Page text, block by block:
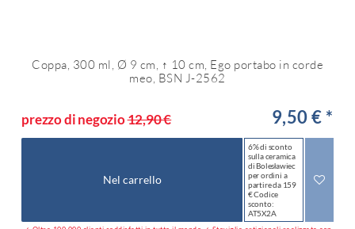
Coppa, 300 ml, Ø 9 cm, ↑ 10 cm, Ego portabo in corde
meo, BSN J-2562
prezzo di negozio12,90 € 9,50 € *
Nel carrello
6% di sconto
sulla ceramica
di Bolesławiec
per ordini a
partire da 159
€ Codice
sconto:
AT5X2A